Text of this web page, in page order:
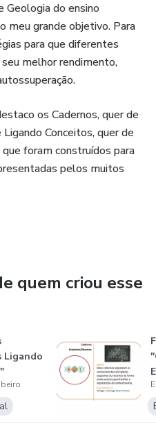
Geologia do ensino
meu grande objetivo. Para
para que diferentes
melhor rendimento,
os Cadernos, quer de
Conceitos, quer de
foram construídos para
pelos muitos
levou-me a
- 5 técnicas de estudo
fazem também parte
on-line para o 10ºano e o
line para o 11º ano
rever os conteúdos, a
quem criou esse
Ligando
10º